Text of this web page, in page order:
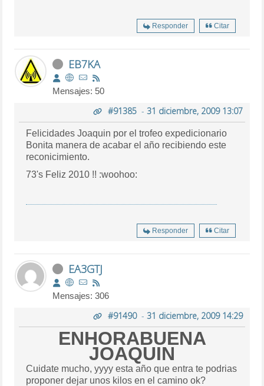
Responder Citar
EB7KA
Mensajes: 50
#91385- 31 diciembre, 2009 13:07
Felicidades Joaquin por el trofeo expedicionario
Bonita manera de acabar el año recibiendo este
reconicimiento.
73's Feliz 2010 !! :woohoo:
Responder Citar
EA3GTJ
Mensajes: 306
#91490- 31 diciembre, 2009 14:29
ENHORABUENA
JOAQUIN
Cuidate mucho, yyyy esta año que entra te podrias
proponer dejar unos kilos en el camino ok?